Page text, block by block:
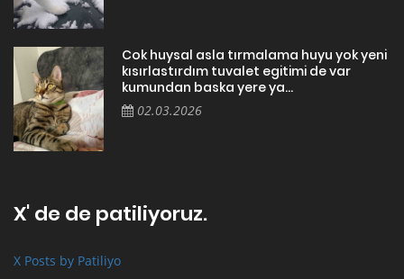
Cok huysal asla tırmalama huyu yok yeni
kısırlastırdım tuvalet egitimi de var
kumundan baska yere ya...
02.03.2026
X' de de patiliyoruz.
X Posts by Patiliyo